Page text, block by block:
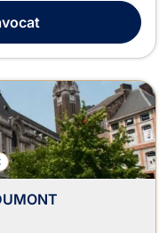
en droit civil et